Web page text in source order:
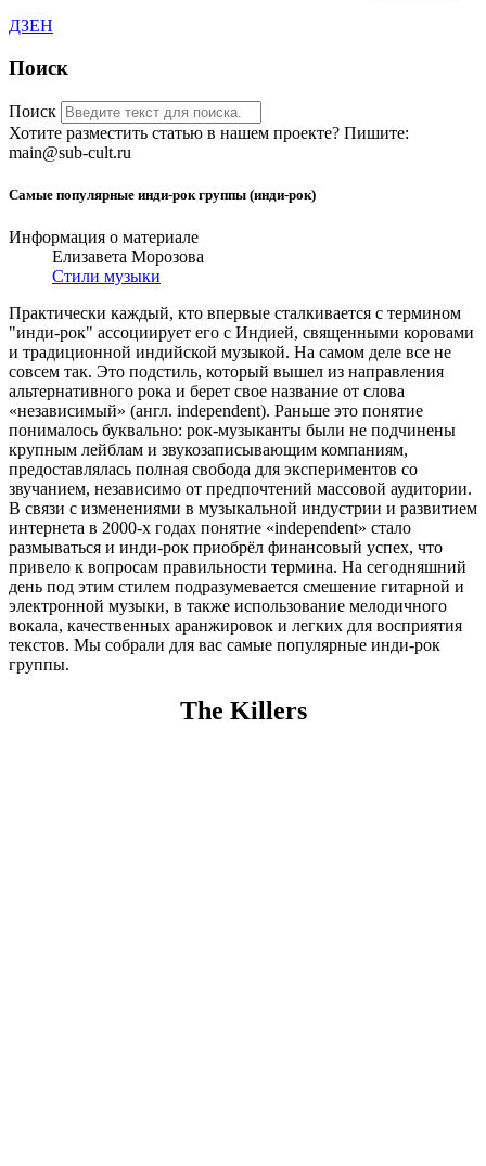
ДЗЕН
Поиск
Поиск
Хотите разместить статью в нашем проекте? Пишите:
main@sub-cult.ru
Самые популярные инди-рок группы (инди-рок)
Информация о материале
Елизавета Морозова
Стили музыки
Практически каждый, кто впервые сталкивается с термином
"инди-рок" ассоциирует его с Индией, священными коровами
и традиционной индийской музыкой. На самом деле все не
совсем так. Это подстиль, который вышел из направления
альтернативного рока и берет свое название от слова
«независимый» (англ. independent). Раньше это понятие
понималось буквально: рок-музыканты были не подчинены
крупным лейблам и звукозаписывающим компаниям,
предоставлялась полная свобода для экспериментов со
звучанием, независимо от предпочтений массовой аудитории.
В связи с изменениями в музыкальной индустрии и развитием
интернета в 2000-х годах понятие «independent» стало
размываться и инди-рок приобрёл финансовый успех, что
привело к вопросам правильности термина. На сегодняшний
день под этим стилем подразумевается смешение гитарной и
электронной музыки, в также использование мелодичного
вокала, качественных аранжировок и легких для восприятия
текстов. Мы собрали для вас самые популярные инди-рок
группы.
The Killers